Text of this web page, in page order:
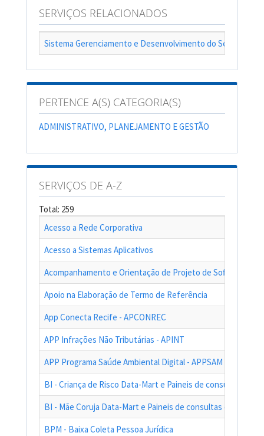
SERVIÇOS RELACIONADOS
Sistema Gerenciamento e Desenvolvimento do Servidor -
PERTENCE A(S) CATEGORIA(S)
ADMINISTRATIVO, PLANEJAMENTO E GESTÃO
SERVIÇOS DE A-Z
Total: 259
Acesso a Rede Corporativa
Acesso a Sistemas Aplicativos
Acompanhamento e Orientação de Projeto de Software
Apoio na Elaboração de Termo de Referência
App Conecta Recife - APCONREC
APP Infrações Não Tributárias - APINT
APP Programa Saúde Ambiental Digital - APPSAM
BI - Criança de Risco Data-Mart e Paineis de consultas das
BI - Mãe Coruja Data-Mart e Paineis de consultas das
BPM - Baixa Coleta Pessoa Jurídica